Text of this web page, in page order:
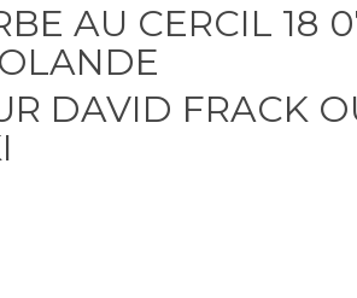
AU CERCIL 18
DAVID FRACK